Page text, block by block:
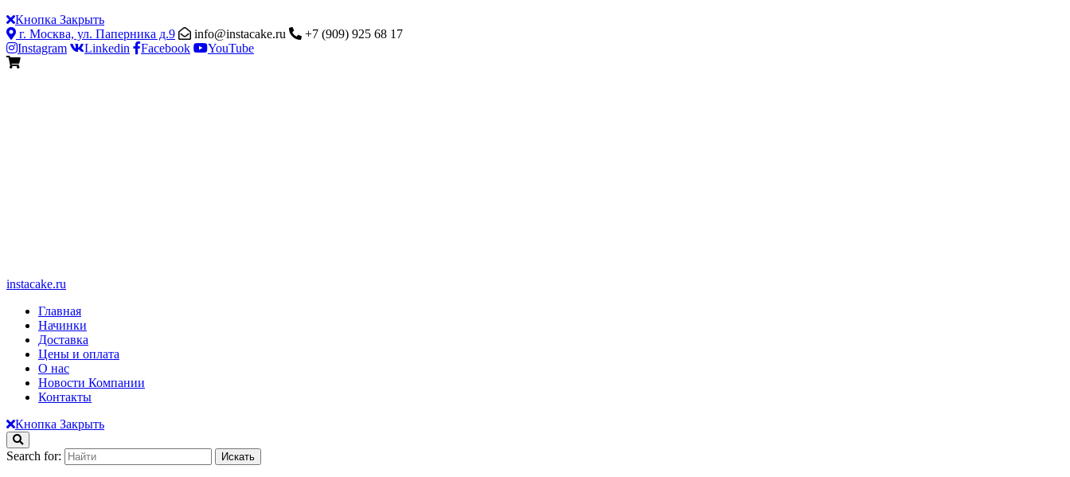
Кнопка Закрыть
г. Москва, ул. Паперника д.9
info@instacake.ru
+7 (909) 925 68 17
Instagram
Linkedin Facebook YouTube
instacake.ru
Главная
Начинки
Доставка
Цены и оплата
О нас
Новости Компании
Контакты
Кнопка Закрыть
Search for: